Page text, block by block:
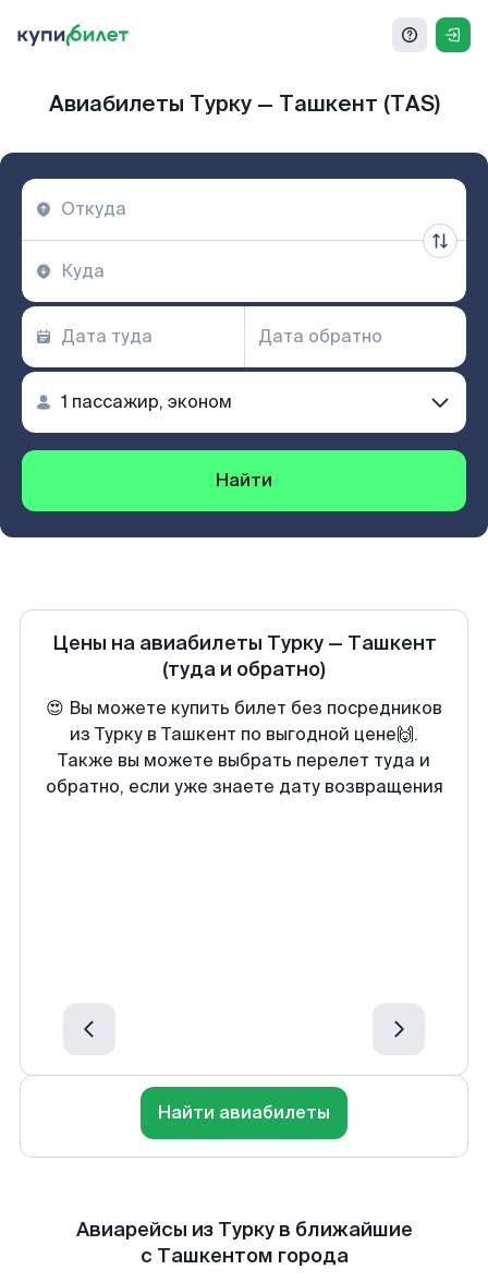
Авиабилеты Турку — Ташкент (TAS)
Найти
Цены на авиабилеты Турку— Ташкент
(туда и обратно)
😍 Вы можете купить билет без посредников
из Турку в Ташкент по выгодной цене🙌.
Также вы можете выбрать перелет туда и
обратно, если уже знаете дату возвращения
Найти авиабилеты
Авиарейсы из Турку в ближайшие
с Ташкентом города